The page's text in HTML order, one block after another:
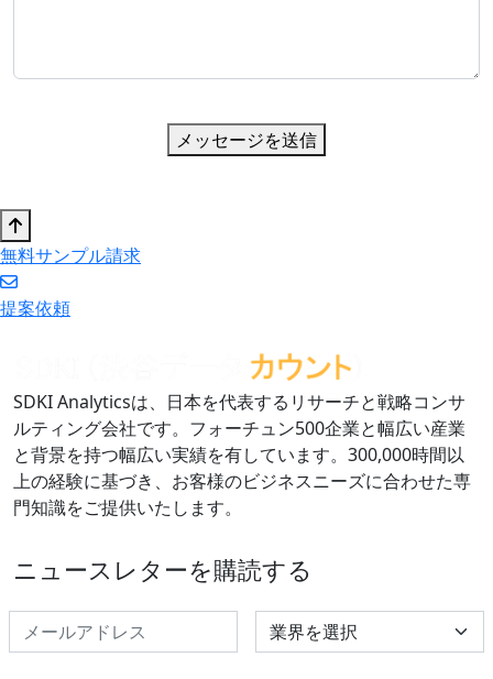
メッセージを送信
無料サンプル請求
提案依頼
SDKI Analyticsは、日本を代表するリサーチと戦略コンサ
ルティング会社です。フォーチュン500企業と幅広い産業
と背景を持つ幅広い実績を有しています。300,000時間以
上の経験に基づき、お客様のビジネスニーズに合わせた専
門知識をご提供いたします。
ニュースレターを購読する
Select Industry